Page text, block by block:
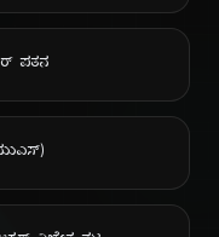
ಪತನ